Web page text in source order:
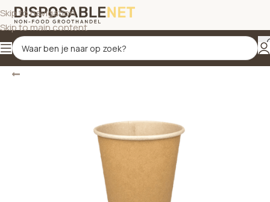
Skip to navigation
Skip to main content
Terug Home/Bekers/Koffiebekers